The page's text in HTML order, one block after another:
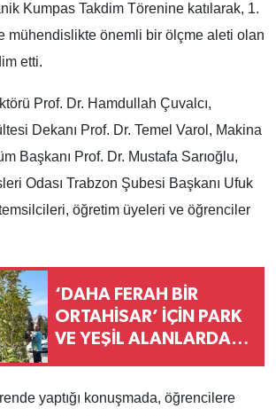
Kumpas Takdim Törenine katılarak, 1.
mühendislikte önemli bir ölçme aleti olan
etti.
Prof. Dr. Hamdullah Çuvalcı,
Dekanı Prof. Dr. Temel Varol, Makina
Başkanı Prof. Dr. Mustafa Sarıoğlu,
Odası Trabzon Şubesi Başkanı Ufuk
öğretim üyeleri ve öğrenciler
‘DAHA FERAH BİR
ORTAHİSAR’ İÇİN PARK
VE YEŞİL ALANLARDA
yaptığı konuşmada, öğrencilere